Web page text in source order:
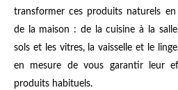
transformer ces produits naturels
de la maison : de la cuisine à la
sols et les vitres, la vaisselle et le
en mesure de vous garantir leur
produits habituels.